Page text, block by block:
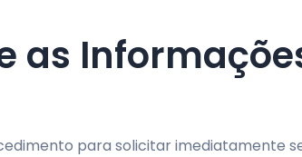
as
para solicitar imediatamente